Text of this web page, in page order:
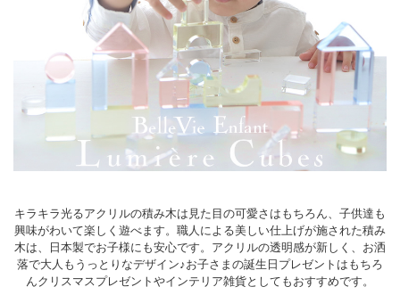
キラキラ光るアクリルの積み木は見た目の可愛さはもちろん、子供達も
興味がわいて楽しく遊べます。職人による美しい仕上げが施された積み
木は、日本製でお子様にも安心です。アクリルの透明感が新しく、お洒
落で大人もうっとりなデザイン♪お子さまの誕生日プレゼントはもちろ
んクリスマスプレゼントやインテリア雑貨としてもおすすめです。